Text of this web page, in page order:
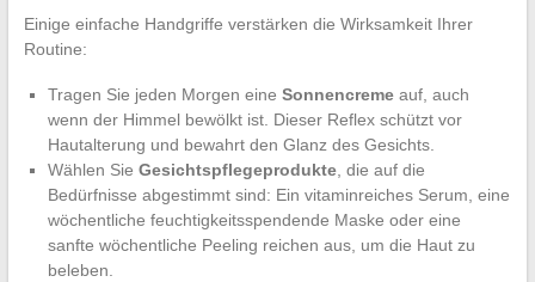
Einige einfache Handgriffe verstärken die Wirksamkeit Ihrer
Routine:
Tragen Sie jeden Morgen eine Sonnencremeauf, auch
wenn der Himmel bewölkt ist. Dieser Reflex schützt vor
Hautalterung und bewahrt den Glanz des Gesichts.
Wählen Sie Gesichtspflegeprodukte, die auf die
Bedürfnisse abgestimmt sind: Ein vitaminreiches Serum, eine
wöchentliche feuchtigkeitsspendende Maske oder eine
sanfte wöchentliche Peeling reichen aus, um die Haut zu
beleben.